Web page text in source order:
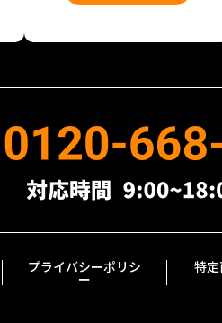
プライバシーポリシ
ー
特